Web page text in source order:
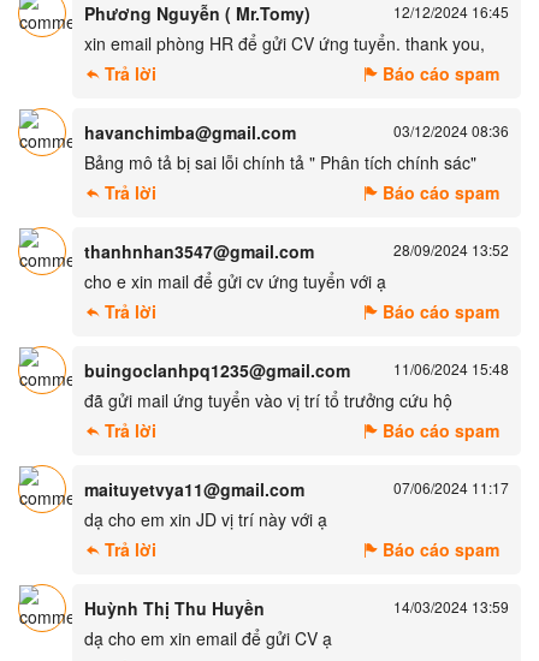
Phương Nguyễn ( Mr.Tomy) 12/12/2024 16:45
xin email phòng HR để gửi CV ứng tuyển. thank you,
Trả lời
Báo cáo spam
havanchimba@gmail.com 03/12/2024 08:36
Bảng mô tả bị sai lỗi chính tả " Phân tích chính sác"
Trả lời
Báo cáo spam
thanhnhan3547@gmail.com 28/09/2024 13:52
cho e xin mail để gửi cv ứng tuyển với ạ
Trả lời
Báo cáo spam
buingoclanhpq1235@gmail.com 11/06/2024 15:48
đã gửi mail ứng tuyển vào vị trí tổ trưởng cứu hộ
Trả lời
Báo cáo spam
maituyetvya11@gmail.com 07/06/2024 11:17
dạ cho em xin JD vị trí này với ạ
Trả lời
Báo cáo spam
Huỳnh Thị Thu Huyền 14/03/2024 13:59
dạ cho em xin email để gửi CV ạ